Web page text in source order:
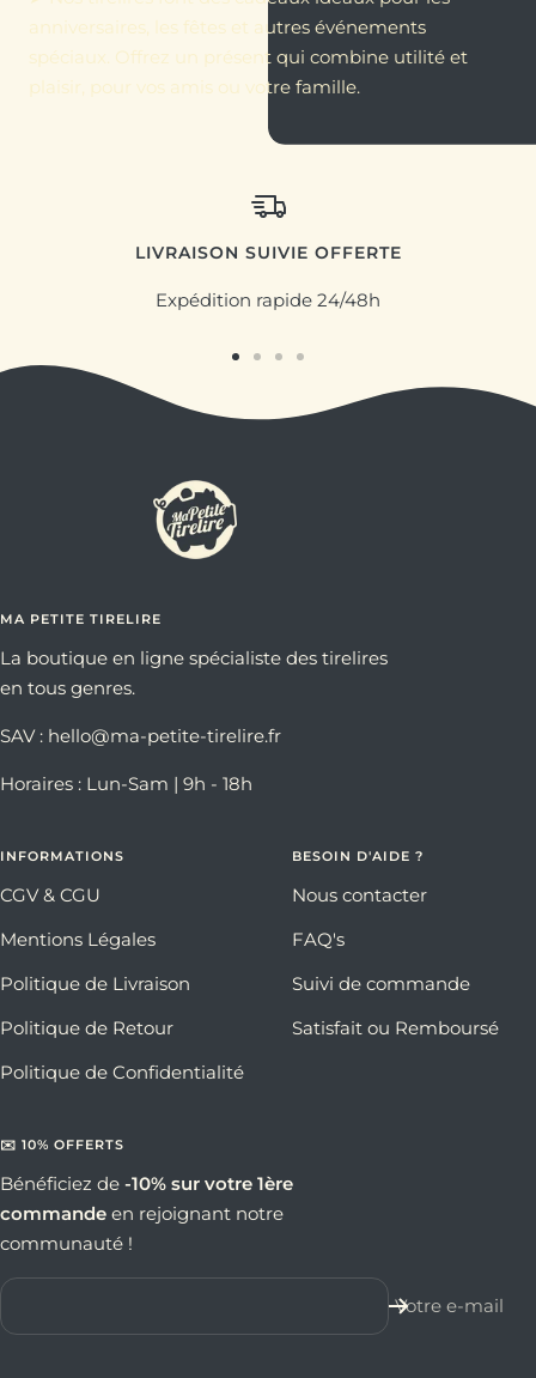
anniversaires, les fêtes et autres événements
spéciaux. Offrez un présent qui combine utilité et
plaisir, pour vos amis ou votre famille.
LIVRAISON SUIVIE OFFERTE
Expédition rapide 24/48h
MA PETITE TIRELIRE
La boutique en ligne spécialiste des tirelires
en tous genres.
SAV : hello@ma-petite-tirelire.fr
Horaires : Lun-Sam | 9h - 18h
INFORMATIONS
CGV & CGU
Mentions Légales
Politique de Livraison
Politique de Retour
Politique de Confidentialité
BESOIN D'AIDE ?
Nous contacter
FAQ's
Suivi de commande
Satisfait ou Remboursé
✉️ 10% OFFERTS
Bénéficiez de -10% sur votre 1ère
commande en rejoignant notre
communauté !
Votre e-mail